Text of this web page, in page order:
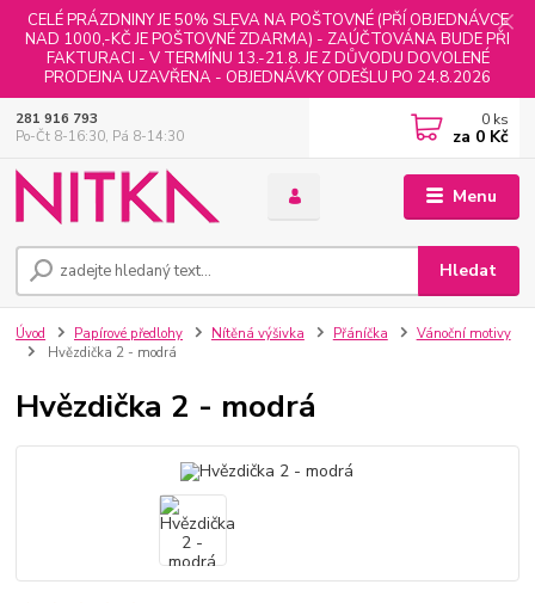
CELÉ PRÁZDNINY JE 50% SLEVA NA POŠTOVNÉ (PŘÍ OBJEDNÁVCE
NAD 1000,-KČ JE POŠTOVNÉ ZDARMA) - ZAÚČTOVÁNA BUDE PŘI
FAKTURACI - V TERMÍNU 13.-21.8. JE Z DŮVODU DOVOLENÉ
PRODEJNA UZAVŘENA - OBJEDNÁVKY ODEŠLU PO 24.8.2026
Menu
Hledat
281 916 793
Po-Čt 8-16:30, Pá 8-14:30
0 ks
za 0 Kč
Úvod Papírové předlohy Nítěná výšivka Přáníčka
Vánoční motivy
Hvězdička 2 - modrá
Hvězdička 2 - modrá